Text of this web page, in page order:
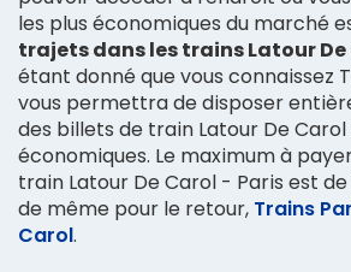
les plus économiques du marché
trajets dans les trains Latour De
étant donné que vous connaissez
vous permettra de disposer
des billets de train Latour De Carol
économiques. Le maximum à
train Latour De Carol - Paris est de
de même pour le retour, Trains
Carol.